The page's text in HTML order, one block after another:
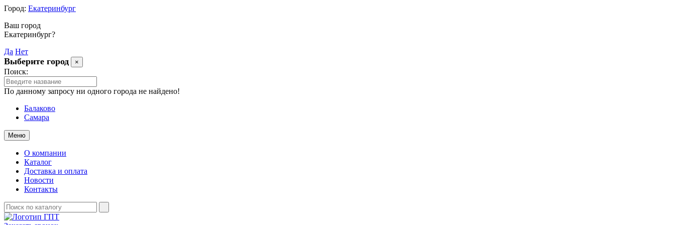
Город: Екатеринбург
Ваш город
Екатеринбург?
Да Нет
Выберите город ×
Поиск:
По данному запросу ни одного города не найдено!
Балаково
Самара
Меню
О компании
Каталог
Доставка и оплата
Новости
Контакты